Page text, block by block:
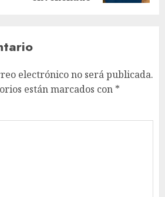
electrónico no será publicada.
están marcados con *